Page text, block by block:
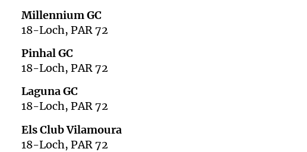
Millennium GC
18-Loch, PAR 72
Pinhal GC
18-Loch, PAR 72
Laguna GC
18-Loch, PAR 72
Els Club Vilamoura
18-Loch, PAR 72